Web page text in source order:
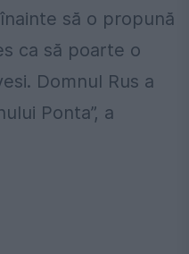
să o propună
ca să poarte o
Domnul Rus a
Ponta”, a